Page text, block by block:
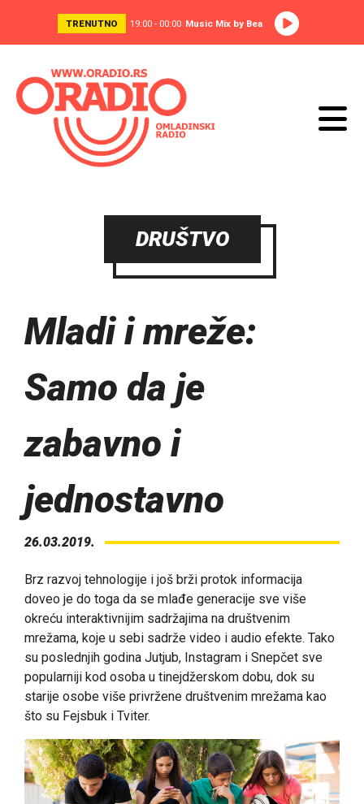
TRENUTNO 19:00 - 00:00 Music Mix by Bea
DRUŠTVO
Mladi i mreže:
Samo da je
zabavno i
jednostavno
26.03.2019.
Brz razvoj tehnologije i još brži protok informacija
doveo je do toga da se mlađe generacije sve više
okreću interaktivnijim sadržajima na društvenim
mrežama, koje u sebi sadrže video i audio efekte. Tako
su poslednjih godina Jutjub, Instagram i Snepčet sve
popularniji kod osoba u tinejdžerskom dobu, dok su
starije osobe više privržene društvenim mrežama kao
što su Fejsbuk i Tviter.